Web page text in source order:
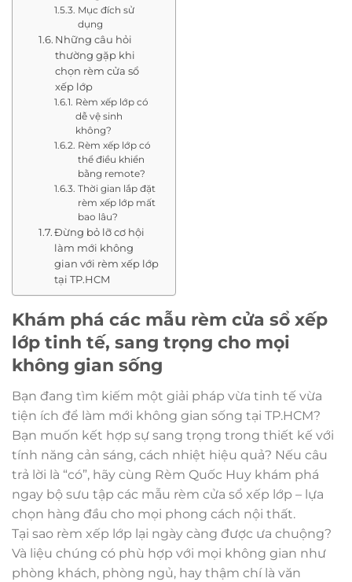
Mục đích sử
dụng
Những câu hỏi
thường gặp khi
chọn rèm cửa sổ
xếp lớp
Rèm xếp lớp có
dễ vệ sinh
không?
Rèm xếp lớp có
thể điều khiển
bằng remote?
Thời gian lắp đặt
rèm xếp lớp mất
bao lâu?
Đừng bỏ lỡ cơ hội
làm mới không
gian với rèm xếp lớp
tại TP.HCM
Khám phá các mẫu rèm cửa sổ xếp
lớp tinh tế, sang trọng cho mọi
không gian sống
Bạn đang tìm kiếm một giải pháp vừa tinh tế vừa
tiện ích để làm mới không gian sống tại TP.HCM?
Bạn muốn kết hợp sự sang trọng trong thiết kế với
tính năng cản sáng, cách nhiệt hiệu quả? Nếu câu
trả lời là “có”, hãy cùng Rèm Quốc Huy khám phá
ngay bộ sưu tập các mẫu rèm cửa sổ xếp lớp – lựa
chọn hàng đầu cho mọi phong cách nội thất.
Tại sao rèm xếp lớp lại ngày càng được ưa chuộng?
Và liệu chúng có phù hợp với mọi không gian như
phòng khách, phòng ngủ, hay thậm chí là văn